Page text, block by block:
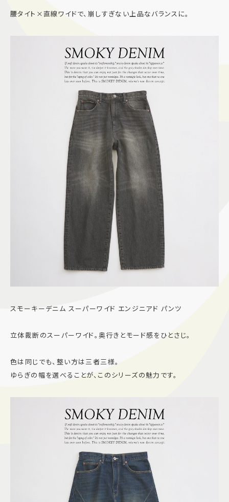
腰タイト×直線ワイドで、崩しすぎない上品なバランスに。
スモーキーデニム スーパーワイド エンジニアド パンツ
立体裁断のスーパーワイド。奥行きとモード感をひとさじ。
色は同じでも、整い方は三者三様。
ゆらぎの幅を選べることが、このシリーズの魅力です。